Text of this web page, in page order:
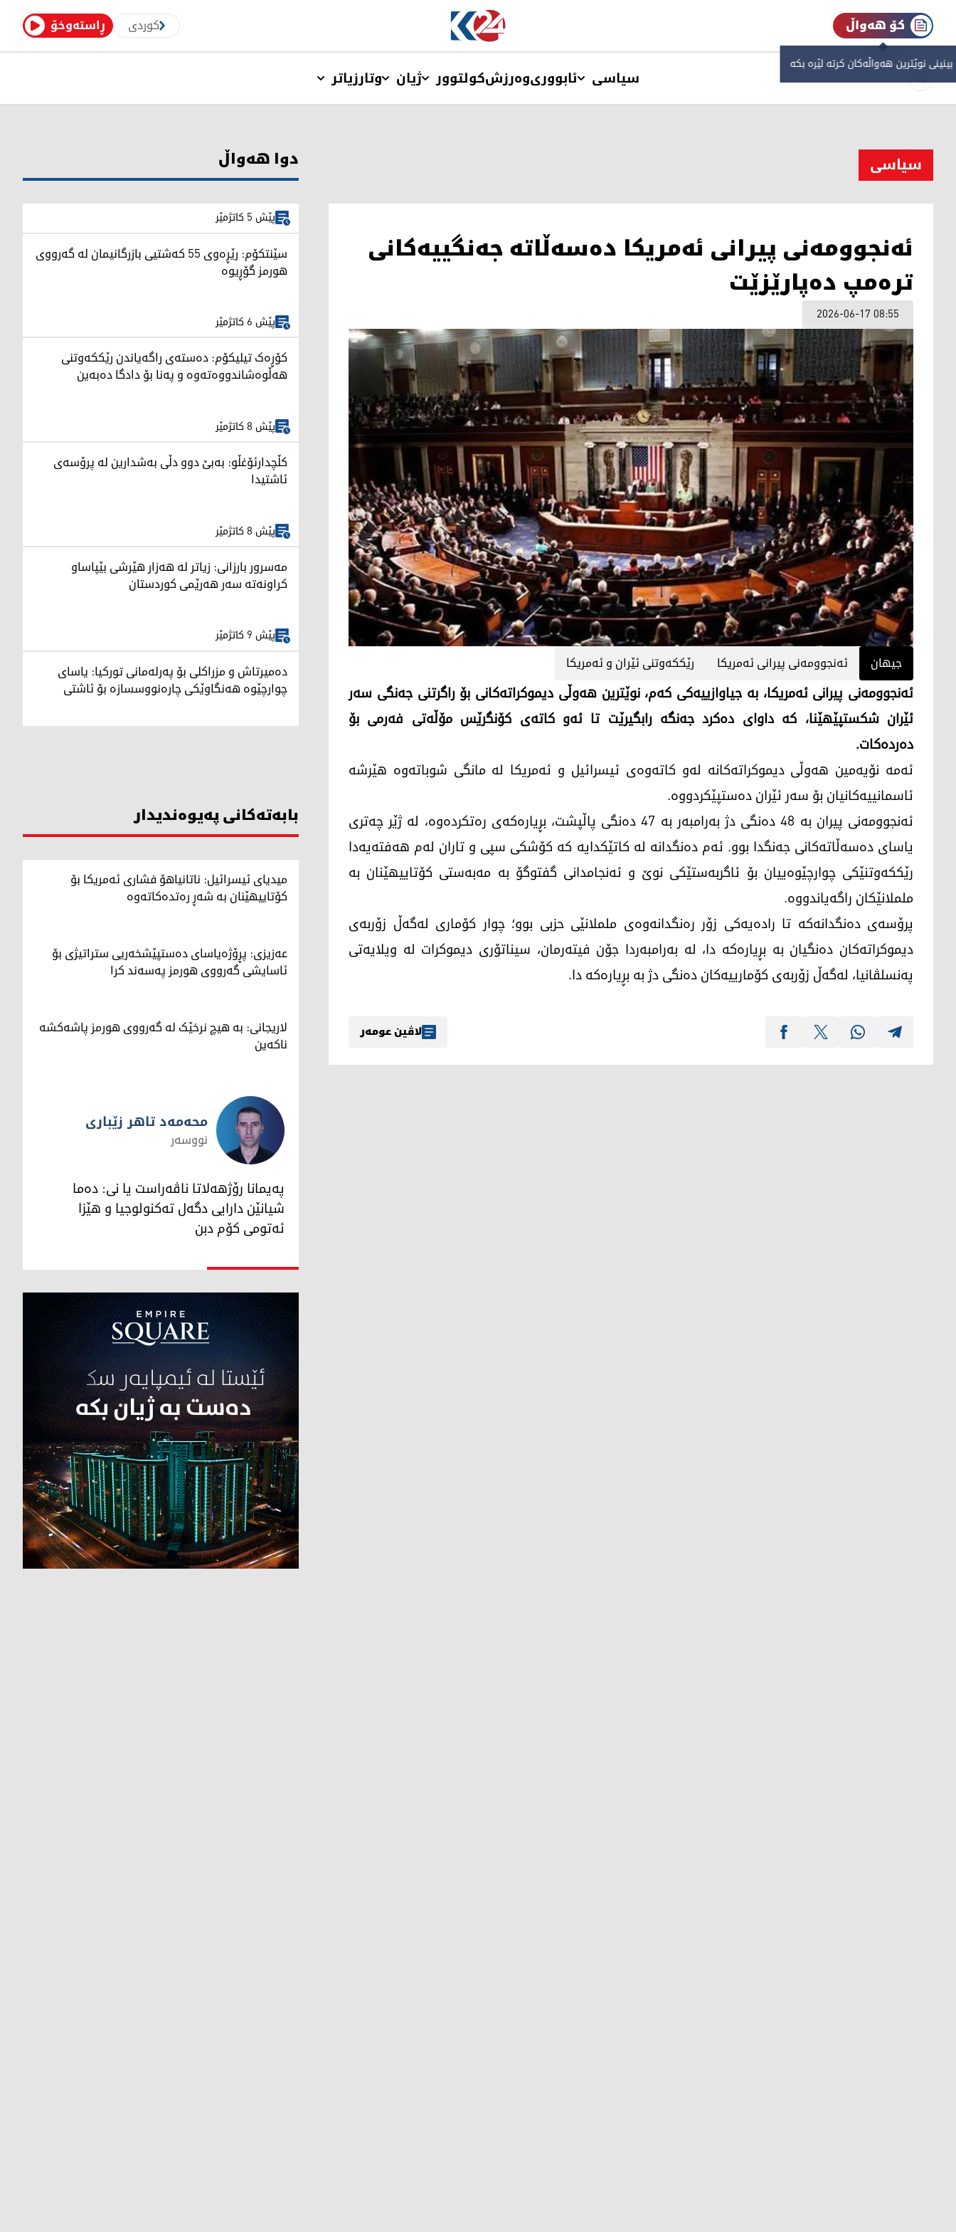
ڕاستەوخۆ کوردی کۆ هەواڵ
نوێترین هەواڵەکان کرتە لێرە بکە
سیاسی ئابووریوەرزشکولتوور ژیان وتارزیاتر
سیاسی
ئەنجوومەنی پیرانی ئەمریکا دەسەڵاتە جەنگییەکانی
ترەمپ دەپارێزێت
2026-06-17 08:55
جیهان ئەنجوومەنی پیرانی ئەمریکا رێککەوتنی ئێران و ئەمریکا
ئەنجوومەنی پیرانی ئەمریکا، بە جیاوازییەکی کەم، نوێترین هەوڵی دیموکراتەکانی بۆ راگرتنی جەنگی سەر
ئێران شکستپێهێنا، کە داوای دەکرد جەنگە رابگیرێت تا ئەو کاتەی کۆنگرێس مۆڵەتی فەرمی بۆ
دەردەکات.
ئەمە نۆیەمین هەوڵی دیموکراتەکانە لەو کاتەوەی ئیسرائیل و ئەمریکا لە مانگی شوباتەوە هێرشە
ئاسمانییەکانیان بۆ سەر ئێران دەستپێکردووە.
ئەنجوومەنی پیران بە 48 دەنگی دژ بەرامبەر بە 47 دەنگی پاڵپشت، بڕیارەکەی رەتکردەوە، لە ژێر چەتری
یاسای دەسەڵاتەکانی جەنگدا بوو. ئەم دەنگدانە لە کاتێکدایە کە کۆشکی سپی و تاران لەم هەفتەیەدا
رێککەوتنێکی چوارچێوەییان بۆ ئاگربەستێکی نوێ و ئەنجامدانی گفتوگۆ بە مەبەستی کۆتاییهێنان بە
ململانێکان راگەیاندووە.
پرۆسەی دەنگدانەکە تا رادەیەکی زۆر رەنگدانەوەی ململانێی حزبی بوو؛ چوار کۆماری لەگەڵ زۆربەی
دیموکراتەکان دەنگیان بە بڕیارەکە دا، لە بەرامبەردا جۆن فیتەرمان، سیناتۆری دیموکرات لە ویلایەتی
پەنسلڤانیا، لەگەڵ زۆربەی کۆمارییەکان دەنگی دژ بە بڕیارەکە دا.
لاڤین عومەر
دوا هەواڵ
پێش 5 کاتژمێر
سێنتکۆم: رێڕەوی 55 کەشتیی بازرگانیمان لە گەرووی
هورمز گۆڕیوە
پێش 6 کاتژمێر
کۆڕەک تیلیکۆم: دەستەی راگەیاندن رێککەوتنی
هەڵوەشاندووەتەوە و پەنا بۆ دادگا دەبەین
پێش 8 کاتژمێر
کڵچدارئۆغڵو: بەبێ دوو دڵی بەشدارین لە پرۆسەی
ئاشتیدا
پێش 8 کاتژمێر
مەسرور بارزانی: زیاتر لە هەزار هێرشی بێپاساو
کراونەتە سەر هەرێمی کوردستان
پێش 9 کاتژمێر
دەمیرتاش و مزراکلی بۆ پەرلەمانی تورکیا: یاسای
چوارچێوە هەنگاوێکی چارەنووسسازە بۆ ئاشتی
بابەتەکانی پەیوەندیدار
میدیای ئیسرائیل: ناتانیاهۆ فشاری ئەمریکا بۆ
کۆتاییهێنان بە شەڕ رەتدەکاتەوە
عەزیزی: پڕۆژەیاسای دەستپێشخەریی ستراتیژی بۆ
ئاسایشی گەرووی هورمز پەسەند کرا
لاریجانی: بە هیچ نرخێک لە گەرووی هورمز پاشەکشە
ناکەین
محەمەد تاهر زێبارى
محەمەد تاهر زێبارى
نووسەر
پەیمانا رۆژهەلاتا ناڤەراست یا نى: دەما
شیانێن دارایى دگەل تەکنولوجیا و هێزا
ئەتومى کۆم دبن